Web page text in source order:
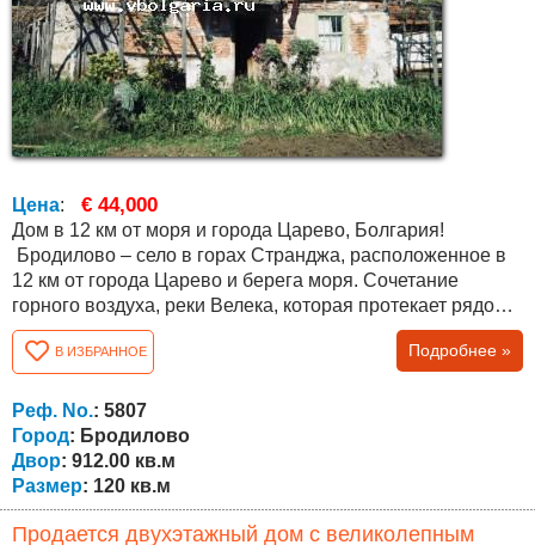
Цена: € 44,000
Дом в 12 км от моря и города Царево, Болгария!
Бродилово – село в горах Странджа, расположенное в
12 км от города Царево и берега моря. Сочетание
горного воздуха, реки Велека, которая протекает рядом с
поселком, и близости к морю, делают его
привлекательным местом для отдыха, постоянного
проживания и экотуризма. В поселке есть несколько
магазинов и кафе. Излюбленное место болгар и
иностранцев. Дом расположен в центральной...
В ИЗБРАННОЕ Подробнее »
Реф. No.: 5807
Город: Бродилово
Двор: 912.00 кв.м
Размер: 120 кв.м
Продается двухэтажный дом с великолепным